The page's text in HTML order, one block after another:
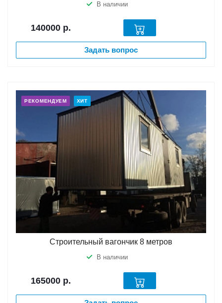
В наличии
140000 р.
Задать вопрос
РЕКОМЕНДУЕМ ХИТ
Строительный вагончик 8 метров
В наличии
165000 р.